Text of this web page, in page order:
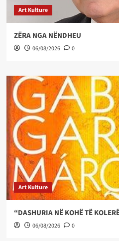
Art Kulture
ZËRA NGA NËNDHEU
06/08/2026 0
Art Kulture
“DASHURIA NË KOHË TË
06/08/2026 0